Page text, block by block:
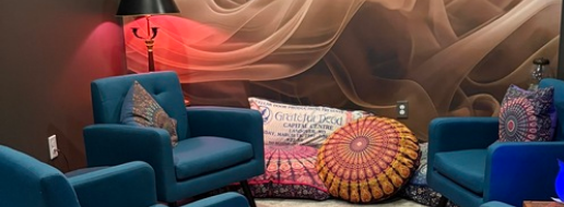
Matériaux disponibles
Standard
.08$4.85/sq ft
Premium
$5.84/sq ft
Vinyle Premium Peel and